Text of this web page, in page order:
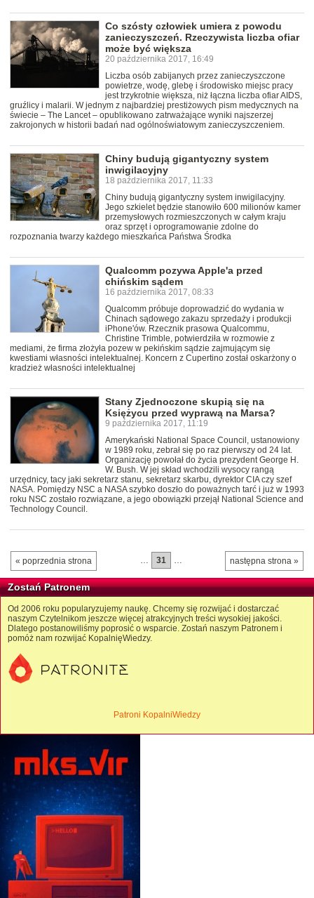
Co szósty człowiek umiera z powodu
zanieczyszczeń. Rzeczywista liczba ofiar
może być większa
20 października 2017, 16:49
Liczba osób zabijanych przez zanieczyszczone
powietrze, wodę, glebę i środowisko miejsc pracy
jest trzykrotnie większa, niż łączna liczba ofiar AIDS,
gruźlicy i malarii. W jednym z najbardziej prestiżowych pism medycznych na
świecie – The Lancet – opublikowano zatrważające wyniki najszerzej
zakrojonych w historii badań nad ogólnoświatowym zanieczyszczeniem.
Chiny budują gigantyczny system
inwigilacyjny
18 października 2017, 11:33
Chiny budują gigantyczny system inwigilacyjny.
Jego szkielet będzie stanowiło 600 milionów kamer
przemysłowych rozmieszczonych w całym kraju
oraz sprzęt i oprogramowanie zdolne do
rozpoznania twarzy każdego mieszkańca Państwa Środka
Qualcomm pozywa Apple'a przed
chińskim sądem
16 października 2017, 08:33
Qualcomm próbuje doprowadzić do wydania w
Chinach sądowego zakazu sprzedaży i produkcji
iPhone'ów. Rzecznik prasowa Qualcommu,
Christine Trimble, potwierdziła w rozmowie z
mediami, że firma złożyła pozew w pekińskim sądzie zajmującym się
kwestiami własności intelektualnej. Koncern z Cupertino został oskarżony o
kradzież własności intelektualnej
Stany Zjednoczone skupią się na
Księżycu przed wyprawą na Marsa?
9 października 2017, 11:19
Amerykański National Space Council, ustanowiony
w 1989 roku, zebrał się po raz pierwszy od 24 lat.
Organizację powołał do życia prezydent George H.
W. Bush. W jej skład wchodzili wysocy rangą
urzędnicy, tacy jaki sekretarz stanu, sekretarz skarbu, dyrektor CIA czy szef
NASA. Pomiędzy NSC a NASA szybko doszło do poważnych tarć i już w 1993
roku NSC zostało rozwiązane, a jego obowiązki przejął National Science and
Technology Council.
« poprzednia strona następna strona »
… 31 …
Zostań Patronem
Od 2006 roku popularyzujemy naukę. Chcemy się rozwijać i dostarczać
naszym Czytelnikom jeszcze więcej atrakcyjnych treści wysokiej jakości.
Dlatego postanowiliśmy poprosić o wsparcie. Zostań naszym Patronem i
pomóż nam rozwijać KopalnięWiedzy.
Patroni KopalniWiedzy